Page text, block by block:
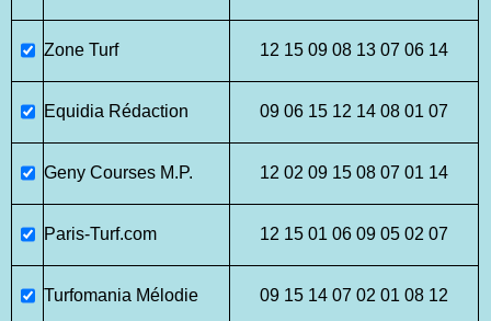
Zone Turf 12 15 09 08 13 07 06 14
Equidia Rédaction 09 06 15 12 14 08 01 07
Geny Courses M.P. 12 02 09 15 08 07 01 14
Paris-Turf.com 12 15 01 06 09 05 02 07
Turfomania Mélodie 09 15 14 07 02 01 08 12